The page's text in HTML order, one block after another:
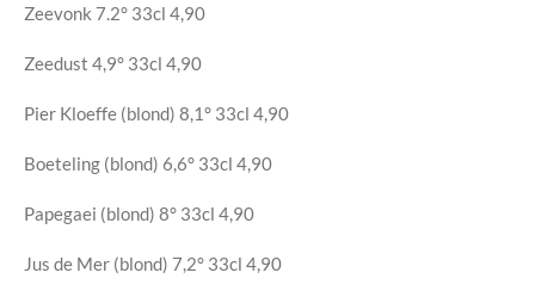
Zeevonk 7.2° 33cl 4,90
Zeedust 4,9° 33cl 4,90
Pier Kloeffe (blond) 8,1° 33cl 4,90
Boeteling (blond) 6,6° 33cl 4,90
Papegaei (blond) 8° 33cl 4,90
Jus de Mer (blond) 7,2° 33cl 4,90